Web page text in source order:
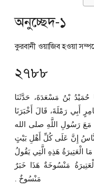
অনুচ্ছেদ-১
কুরবানী ওয়াজিব হওয়া
২৭৮৮
حُمَيْدُ بْنُ مَسْعَدَةَ، حَدَّثَنَا
أَبِي رَمْلَةَ، قَالَ أَخْبَرَنَا
رَسُولِ اللَّهِ صلى الله
إِنَّ عَلَى كُلِّ أَهْلِ بَيْتٍ
الْعَتِيرَةُ هَذِهِ الَّتِي يَقُولُ
مَنْسُوخَةٌ هَذَا خَبَرٌ
مَنْسُوخٌ ‏.‏